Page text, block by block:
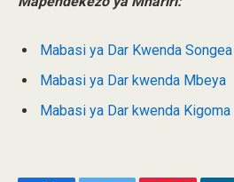
Mabasi ya Dar Kwenda Songea
Mabasi ya Dar kwenda Mbeya
Mabasi ya Dar kwenda Kigoma